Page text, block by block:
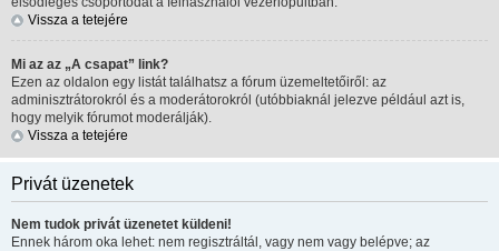
Vissza a tetejére
Mi az az „A csapat” link?
Ezen az oldalon egy listát találhatsz a fórum üzemeltetőiről: az
adminisztrátorokról és a moderátorokról (utóbbiaknál jelezve például azt is,
hogy melyik fórumot moderálják).
Vissza a tetejére
Privát üzenetek
Nem tudok privát üzenetet küldeni!
Ennek három oka lehet: nem regisztráltál, vagy nem vagy belépve; az